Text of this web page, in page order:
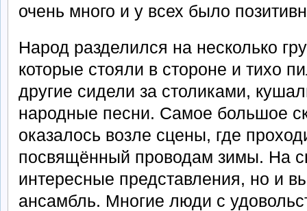
очень много и у всех было
Народ разделился на несколько
которые стояли в стороне и тихо
другие сидели за столиками,
народные песни. Самое большое
оказалось возле сцены, где
посвящённый проводам зимы. На
интересные представления, но и
ансамбль. Многие люди с